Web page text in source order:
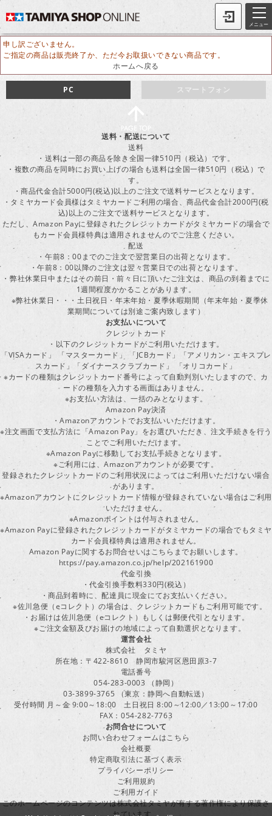
メニュー
申し訳ございません。
ご指定の商品は販売終了か、ただ今お取扱いできない商品です。
ホームへ戻る
スマートフォン
PC
送料・配送について
送料
・送料は一部の商品を除き全国一律510円（税込）です。
・複数の商品を同時にお買い上げの場合も送料は全国一律510円（税込）で
す。
・商品代金合計5000円(税込)以上のご注文で送料サービスとなります。
・タミヤカード会員様はタミヤカードご利用の場合、商品代金合計2000円(税
込)以上のご注文で送料サービスとなります。
ただし、Amazon Payに登録されたクレジットカードがタミヤカードの場合で
もカード会員様特典は適用されませんのでご注意ください。
配送
・午前8：00までのご注文で翌営業日の出荷となります。
・午前8：00以降のご注文は翌々営業日での出荷となります。
・弊社休業日中またはその前日・前々日に頂いたご注文は、商品の到着までに
1週間程度かかることがあります。
※弊社休業日・・・土日祝日・年末年始・夏季休暇期間（年末年始・夏季休
業期間については別途ご案内致します）
お支払いについて
クレジットカード
・以下のクレジットカードがご利用いただけます。
「VISAカード」 「マスターカード」 「JCBカード」「アメリカン・エキスプレ
スカード」「ダイナースクラブカード」 「オリコカード」
※カードの種類はクレジットカード番号によって自動判別いたしますので、カ
ードの種類を入力する画面はありません。
※お支払い方法は、一括のみとなります。
Amazon Pay決済
・Amazonアカウントでお支払いいただけます。
※注文画面で支払方法に「Amazon Pay」をお選びいただき、注文手続きを行う
ことでご利用いただけます。
※Amazon Payに移動してお支払手続きとなります。
※ご利用には、Amazonアカウントが必要です。
登録されたクレジットカードのご利用状況によってはご利用いただけない場合
があります。
※Amazonアカウントにクレジットカード情報が登録されていない場合はご利用
いただけません。
※Amazonポイントは付与されません。
※Amazon Payに登録されたクレジットカードがタミヤカードの場合でもタミヤ
カード会員様特典は適用されません。
Amazon Payに関するお問合せいはこちらまでお願いします。
https://pay.amazon.co.jp/help/202161900
代金引換
・代金引換手数料330円(税込）
・商品到着時に、配達員に現金にてお支払いください。
※佐川急便（eコレクト）の場合は、クレジットカードもご利用可能です。
・お届けは佐川急便（eコレクト）もしくは郵便代引となります。
※ご注文金額及びお届けの地域によって自動選択となります。
運営会社
株式会社 タミヤ
所在地：〒422-8610 静岡市駿河区恩田原3-7
電話番号
054-283-0003 （静岡）
03-3899-3765 （東京：静岡へ自動転送）
受付時間 月～金 9:00～18:00 土日祝日 8:00～12:00／13:00～17:00
FAX：054-282-7763
お問合せについて
お問い合わせフォームはこちら
会社概要
特定商取引法に基づく表示
プライバシーポリシー
ご利用規約
ご利用ガイド
このホームページのコンテンツは株式会社タミヤが有する著作権により保護さ
れています。